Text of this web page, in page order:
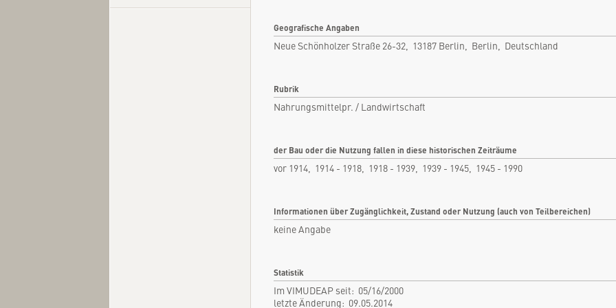
Geografische Angaben
Neue Schönholzer Straße 26-32, 13187 Berlin, Berlin, Deutschland
Rubrik
Nahrungsmittelpr. / Landwirtschaft
der Bau oder die Nutzung fallen in diese historischen Zeiträume
vor 1914, 1914 - 1918, 1918 - 1939, 1939 - 1945, 1945 - 1990
Informationen über Zugänglichkeit, Zustand oder Nutzung (auch von Teilbereichen)
keine Angabe
Statistik
Im VIMUDEAP seit: 05/16/2000
letzte Änderung: 09.05.2014
Landwirtschaft
Fachartikel
Kommentare
Dokumente